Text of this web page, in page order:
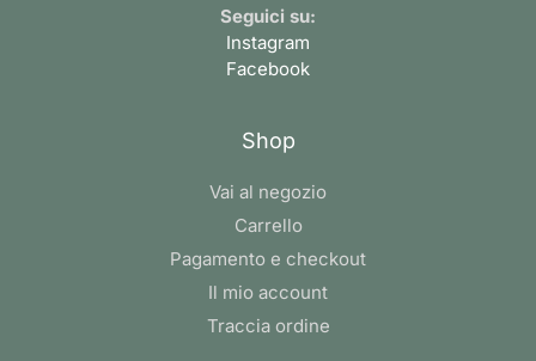
Seguici su:
Instagram
Facebook
Shop
Vai al negozio
Carrello
Pagamento e checkout
Il mio account
Traccia ordine